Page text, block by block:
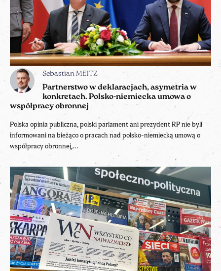
Sebastian MEITZ
Partnerstwo w deklaracjach, asymetria w
konkretach. Polsko-niemiecka umowa o
współpracy obronnej
Polska opinia publiczna, polski parlament ani prezydent RP nie byli
informowani na bieżąco o pracach nad polsko-niemiecką umową o
współpracy obronnej,...